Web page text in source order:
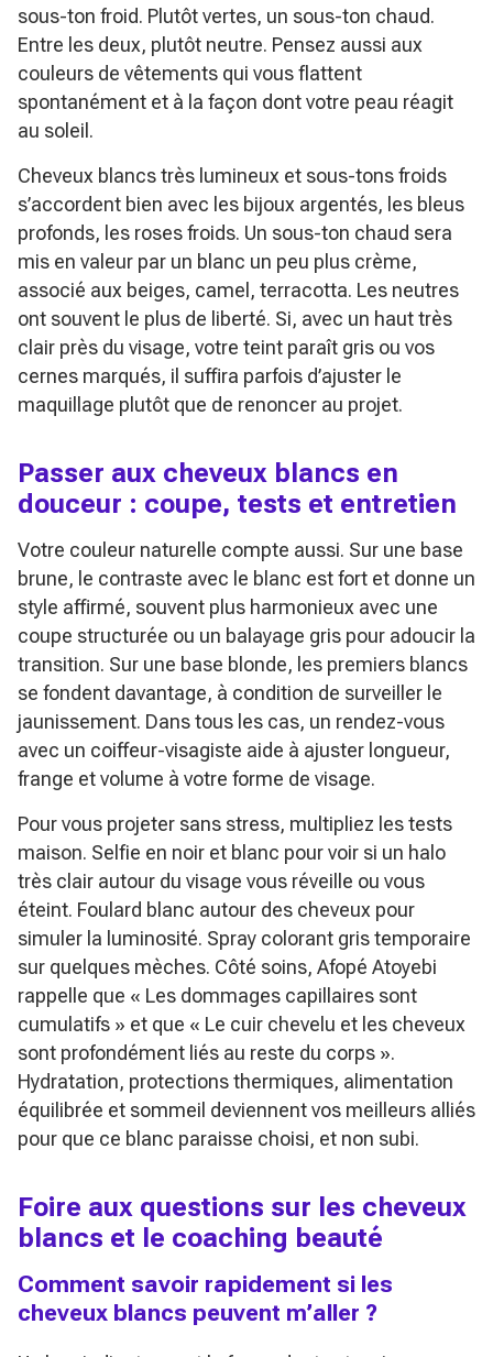
sous-ton froid. Plutôt vertes, un sous-ton chaud.
Entre les deux, plutôt neutre. Pensez aussi aux
couleurs de vêtements qui vous flattent
spontanément et à la façon dont votre peau réagit
au soleil.
Cheveux blancs très lumineux et sous-tons froids
s’accordent bien avec les bijoux argentés, les bleus
profonds, les roses froids. Un sous-ton chaud sera
mis en valeur par un blanc un peu plus crème,
associé aux beiges, camel, terracotta. Les neutres
ont souvent le plus de liberté. Si, avec un haut très
clair près du visage, votre teint paraît gris ou vos
cernes marqués, il suffira parfois d’ajuster le
maquillage plutôt que de renoncer au projet.
Passer aux cheveux blancs en
douceur : coupe, tests et entretien
Votre couleur naturelle compte aussi. Sur une base
brune, le contraste avec le blanc est fort et donne un
style affirmé, souvent plus harmonieux avec une
coupe structurée ou un balayage gris pour adoucir la
transition. Sur une base blonde, les premiers blancs
se fondent davantage, à condition de surveiller le
jaunissement. Dans tous les cas, un rendez-vous
avec un coiffeur-visagiste aide à ajuster longueur,
frange et volume à votre forme de visage.
Pour vous projeter sans stress, multipliez les tests
maison. Selfie en noir et blanc pour voir si un halo
très clair autour du visage vous réveille ou vous
éteint. Foulard blanc autour des cheveux pour
simuler la luminosité. Spray colorant gris temporaire
sur quelques mèches. Côté soins, Afopé Atoyebi
rappelle que « Les dommages capillaires sont
cumulatifs » et que « Le cuir chevelu et les cheveux
sont profondément liés au reste du corps ».
Hydratation, protections thermiques, alimentation
équilibrée et sommeil deviennent vos meilleurs alliés
pour que ce blanc paraisse choisi, et non subi.
Foire aux questions sur les cheveux
blancs et le coaching beauté
Comment savoir rapidement si les
cheveux blancs peuvent m’aller ?